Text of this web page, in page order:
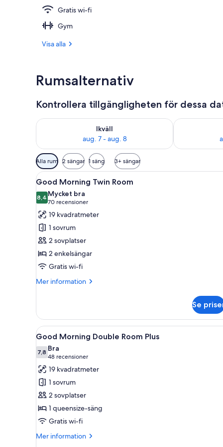
Gratis wi-fi
Gym
Visa alla
Rumsalternativ
Kontrollera tillgängligheten för dessa
Ikväll
aug. 7 - aug. 8
Kontrollera tillgängligheten för ikväll aug. 7 - aug. 8
Kontrollera
Tillgängliga
filter
för
rum
Alla rum 2 sängar 1 säng 3+ sängar
Öppna
alla
foton
för
Good
Morning
Twin
Room
En dubbelsäng med vita
12
Good Morning Twin Room
8,48,4 av 10
Mycket bra
70 recensioner
(70 recensioner)
19 kvadratmeter
1 sovrum
2 sovplatser
2 enkelsängar
Gratis wi-fi
Mer information
Mer
Morning
Twin
Room
Se
Öppna
alla
foton
för
Good
Morning
Double
Room
Plus
Ett hotellrum med en säng,
7
Good Morning Double Room Plus
7,87,8 av 10
Bra
48 recensioner
(48 recensioner)
19 kvadratmeter
1 sovrum
2 sovplatser
1 queensize-säng
Gratis wi-fi
Mer information
Mer